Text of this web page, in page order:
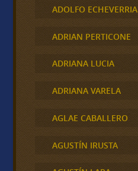
ADOLFO ECHEVERRIA
ADRIAN PERTICONE
ADRIANA LUCIA
ADRIANA VARELA
AGLAE CABALLERO
AGUSTÍN IRUSTA